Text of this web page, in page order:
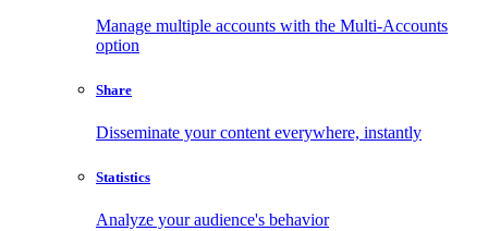
Manage multiple accounts with the Multi-Accounts
option
Share
Disseminate your content everywhere, instantly
Statistics
Analyze your audience's behavior